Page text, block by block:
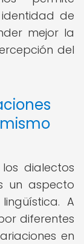
de
mejor la
del
dialectos
un aspecto
A
diferentes
en